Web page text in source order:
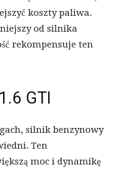
koszty paliwa.
od silnika
rekompensuje ten
GTI
silnik benzynowy
Ten
moc i dynamikę